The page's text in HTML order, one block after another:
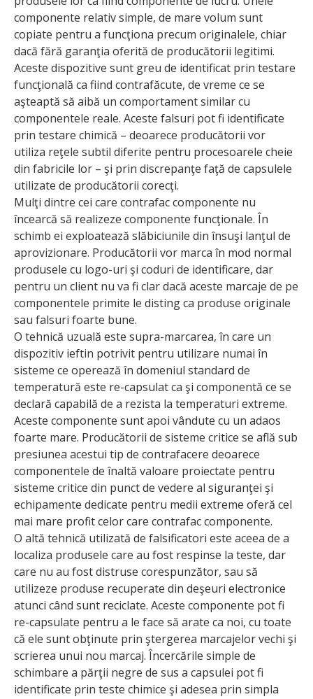
componente relativ simple, de mare volum sunt
copiate pentru a funcţiona precum originalele, chiar
dacă fără garanţia oferită de producătorii legitimi.
Aceste dispozitive sunt greu de identificat prin testare
funcţională ca fiind contrafăcute, de vreme ce se
aşteaptă să aibă un comportament similar cu
componentele reale. Aceste falsuri pot fi identificate
prin testare chimică – deoarece producătorii vor
utiliza reţele subtil diferite pentru procesoarele cheie
din fabricile lor – şi prin discrepanţe faţă de capsulele
utilizate de producătorii corecţi.
Mulţi dintre cei care contrafac componente nu
încearcă să realizeze componente funcţionale. În
schimb ei exploatează slăbiciunile din însuşi lanţul de
aprovizionare. Producătorii vor marca în mod normal
produsele cu logo-uri şi coduri de identificare, dar
pentru un client nu va fi clar dacă aceste marcaje de pe
componentele primite le disting ca produse originale
sau falsuri foarte bune.
O tehnică uzuală este supra-marcarea, în care un
dispozitiv ieftin potrivit pentru utilizare numai în
sisteme ce operează în domeniul standard de
temperatură este re-capsulat ca şi componentă ce se
declară capabilă de a rezista la temperaturi extreme.
Aceste componente sunt apoi vândute cu un adaos
foarte mare. Producătorii de sisteme critice se află sub
presiunea acestui tip de contrafacere deoarece
componentele de înaltă valoare proiectate pentru
sisteme critice din punct de vedere al siguranţei şi
echipamente dedicate pentru medii extreme oferă cel
mai mare profit celor care contrafac componente.
O altă tehnică utilizată de falsificatori este aceea de a
localiza produsele care au fost respinse la teste, dar
care nu au fost distruse corespunzător, sau să
utilizeze produse recuperate din deşeuri electronice
atunci când sunt reciclate. Aceste componente pot fi
re-capsulate pentru a le face să arate ca noi, cu toate
că ele sunt obţinute prin ştergerea marcajelor vechi şi
scrierea unui nou marcaj. Încercările simple de
schimbare a părţii negre de sus a capsulei pot fi
identificate prin teste chimice şi adesea prin simpla